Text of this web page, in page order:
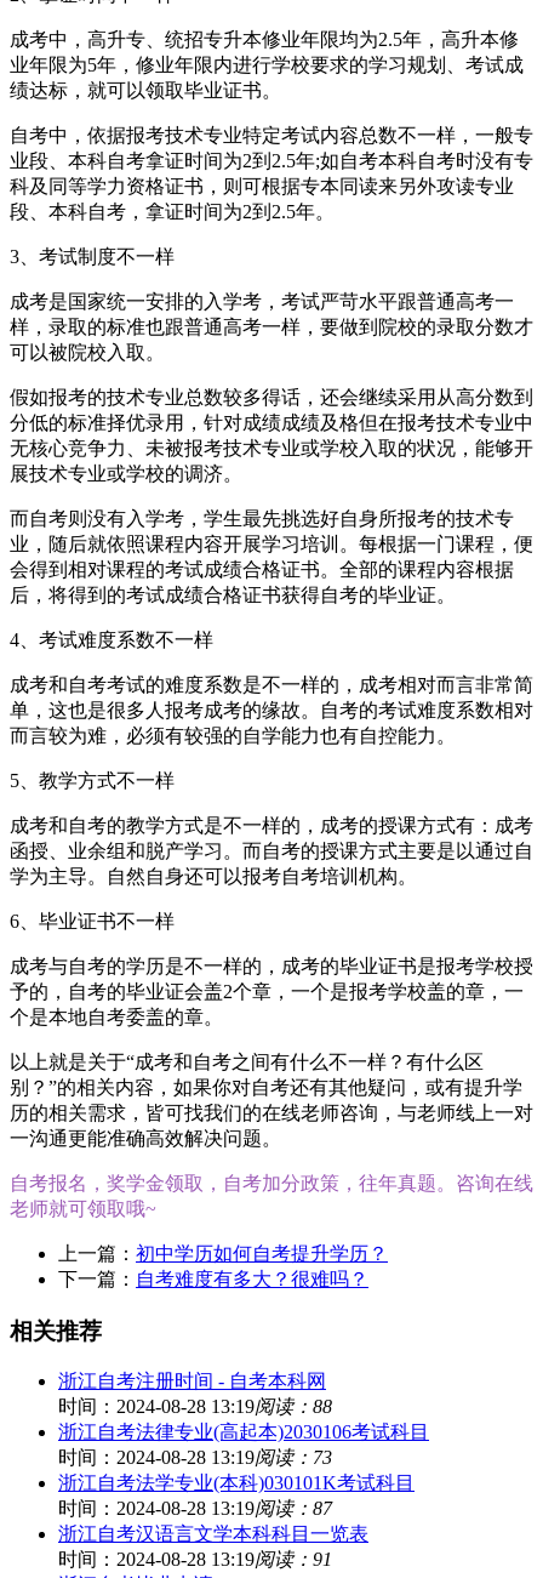
成考中，高升专、统招专升本修业年限均为2.5年，高升本修
业年限为5年，修业年限内进行学校要求的学习规划、考试成
绩达标，就可以领取毕业证书。
自考中，依据报考技术专业特定考试内容总数不一样，一般专
业段、本科自考拿证时间为2到2.5年;如自考本科自考时没有专
科及同等学力资格证书，则可根据专本同读来另外攻读专业
段、本科自考，拿证时间为2到2.5年。
3、考试制度不一样
成考是国家统一安排的入学考，考试严苛水平跟普通高考一
样，录取的标准也跟普通高考一样，要做到院校的录取分数才
可以被院校入取。
假如报考的技术专业总数较多得话，还会继续采用从高分数到
分低的标准择优录用，针对成绩成绩及格但在报考技术专业中
无核心竞争力、未被报考技术专业或学校入取的状况，能够开
展技术专业或学校的调济。
而自考则没有入学考，学生最先挑选好自身所报考的技术专
业，随后就依照课程内容开展学习培训。每根据一门课程，便
会得到相对课程的考试成绩合格证书。全部的课程内容根据
后，将得到的考试成绩合格证书获得自考的毕业证。
4、考试难度系数不一样
成考和自考考试的难度系数是不一样的，成考相对而言非常简
单，这也是很多人报考成考的缘故。自考的考试难度系数相对
而言较为难，必须有较强的自学能力也有自控能力。
5、教学方式不一样
成考和自考的教学方式是不一样的，成考的授课方式有：成考
函授、业余组和脱产学习。而自考的授课方式主要是以通过自
学为主导。自然自身还可以报考自考培训机构。
6、毕业证书不一样
成考与自考的学历是不一样的，成考的毕业证书是报考学校授
予的，自考的毕业证会盖2个章，一个是报考学校盖的章，一
个是本地自考委盖的章。
以上就是关于“成考和自考之间有什么不一样？有什么区
别？”的相关内容，如果你对自考还有其他疑问，或有提升学
历的相关需求，皆可找我们的在线老师咨询，与老师线上一对
一沟通更能准确高效解决问题。
自考报名，奖学金领取，自考加分政策，往年真题。咨询在线
老师就可领取哦~
上一篇： 初中学历如何自考提升学历？
下一篇： 自考难度有多大？很难吗？
相关推荐
浙江自考注册时间 - 自考本科网
时间：2024-08-28 13:19阅读：88
浙江自考法律专业(高起本)2030106考试科目
时间：2024-08-28 13:19阅读：73
浙江自考法学专业(本科)030101K考试科目
时间：2024-08-28 13:19阅读：87
浙江自考汉语言文学本科科目一览表
时间：2024-08-28 13:19阅读：91